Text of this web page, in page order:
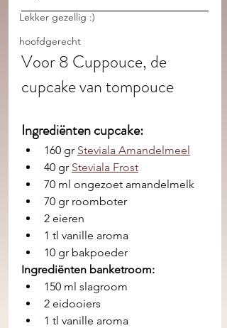
Lekker gezellig :)
hoofdgerecht
Voor 8 Cuppouce, de
cupcake van tompouce
Ingrediënten cupcake:
160 gr Steviala Amandelmeel
40 gr Steviala Frost
70 ml ongezoet amandelmelk
70 gr roomboter
2 eieren
1 tl vanille aroma
10 gr bakpoeder
Ingrediënten banketroom:
150 ml slagroom
2 eidooiers
1 tl vanille aroma